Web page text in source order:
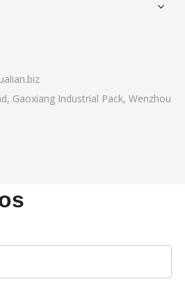
Gaoxiang Industrial Pack, Wenzhou